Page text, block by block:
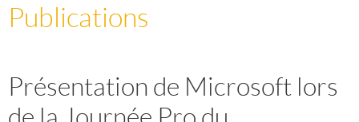
Publications
Présentation de Microsoft lors